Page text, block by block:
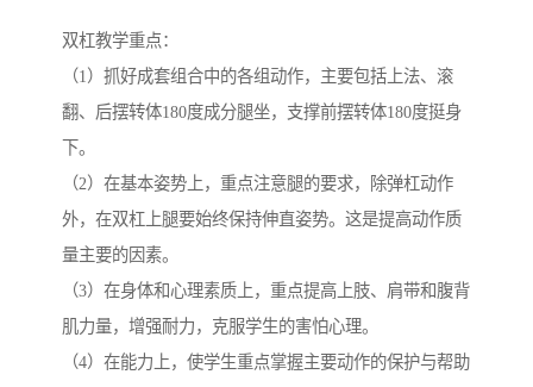
双杠教学重点：
（1）抓好成套组合中的各组动作，主要包括上法、滚
翻、后摆转体180度成分腿坐，支撑前摆转体180度挺身
下。
（2）在基本姿势上，重点注意腿的要求，除弹杠动作
外，在双杠上腿要始终保持伸直姿势。这是提高动作质
量主要的因素。
（3）在身体和心理素质上，重点提高上肢、肩带和腹背
肌力量，增强耐力，克服学生的害怕心理。
（4）在能力上，使学生重点掌握主要动作的保护与帮助